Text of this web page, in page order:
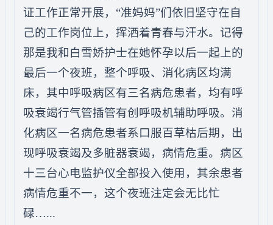
证工作正常开展，“准妈妈”们依旧坚守在自
己的工作岗位上，挥洒着青春与汗水。记得
那是我和白雪娇护士在她怀孕以后一起上的
最后一个夜班，整个呼吸、消化病区均满
床，其中呼吸病区有三名病危患者，均有呼
吸衰竭行气管插管有创呼吸机辅助呼吸。消
化病区一名病危患者系口服百草枯后期，出
现呼吸衰竭及多脏器衰竭，病情危重。病区
十三台心电监护仪全部投入使用，其余患者
病情危重不一，这个夜班注定会无比忙
碌…...